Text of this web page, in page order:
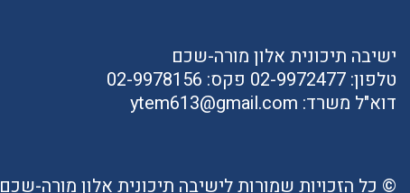
ישיבה תיכונית אלון מורה-שכם
טלפון: 02-9972477 פקס: 02-9978156
דוא"ל משרד: ytem613@gmail.com
© כל הזכויות שמורות לישיבה תיכונית אלון מורה-שכם